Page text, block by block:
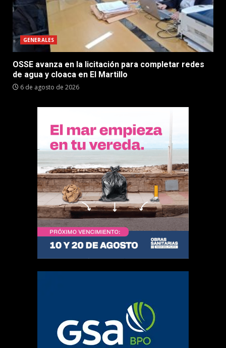
GENERALES
OSSE avanza en la licitación para completar redes
de agua y cloaca en El Martillo
6 de agosto de 2026